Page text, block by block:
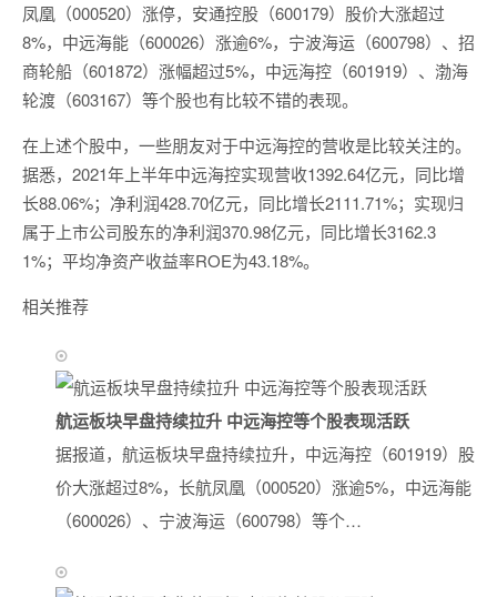
凤凰（000520）涨停，安通控股（600179）股价大涨超过
8%，中远海能（600026）涨逾6%，宁波海运（600798）、招
商轮船（601872）涨幅超过5%，中远海控（601919）、渤海
轮渡（603167）等个股也有比较不错的表现。
在上述个股中，一些朋友对于中远海控的营收是比较关注的。
据悉，2021年上半年中远海控实现营收1392.64亿元，同比增
长88.06%；净利润428.70亿元，同比增长2111.71%；实现归
属于上市公司股东的净利润370.98亿元，同比增长3162.3
1%；平均净资产收益率ROE为43.18%。
相关推荐
航运板块早盘持续拉升 中远海控等个股表现活跃
据报道，航运板块早盘持续拉升，中远海控（601919）股
价大涨超过8%，长航凤凰（000520）涨逾5%，中远海能
（600026）、宁波海运（600798）等个…